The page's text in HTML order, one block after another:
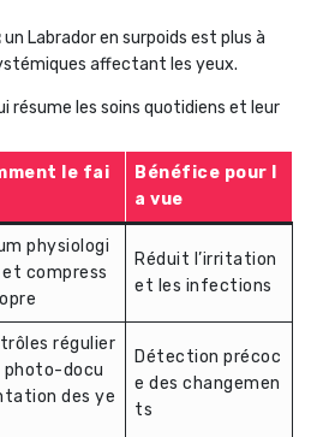
un Labrador en surpoids est plus à
affectant les yeux.
résume les soins quotidiens et leur
le fai
Bénéfice pour l
a vue
physiologi
et compress
Réduit l’irritation
et les infections
régulier
photo-docu
des ye
Détection précoc
e des changemen
ts